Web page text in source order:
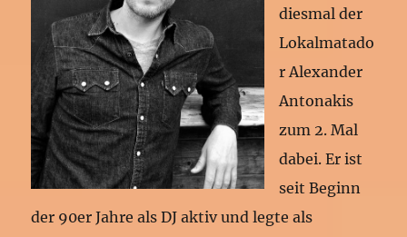
diesmal der
Lokalmatado
r Alexander
Antonakis
zum 2. Mal
dabei. Er ist
seit Beginn
der 90er Jahre als DJ aktiv und legte als